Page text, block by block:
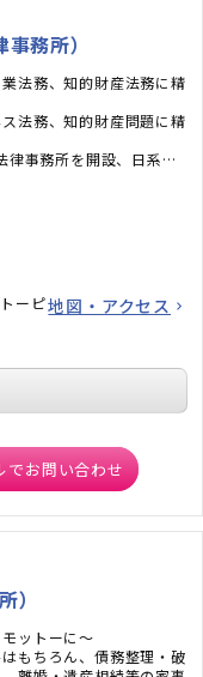
務所）
法務、知的財産法務に精
法務、知的財産問題に精
律事務所を開設、日系企
約支援、輸出入貿易・関
。
ーピ地図・アクセス
でお問い合わせ
ットーに～
もちろん、債務整理・破